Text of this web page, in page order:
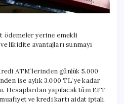
ödemeler yerine emekli
likidite avantajları sunmayı
ATM’lerinden günlük 5.000
ise aylık 3.000 TL’ye kadar
Hesaplardan yapılacak tüm EFT
ve kredi kartı aidat iptali.